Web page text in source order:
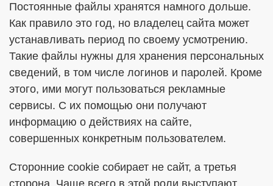
Постоянные файлы хранятся намного дольше.
Как правило это год, но владелец сайта может
устанавливать период по своему усмотрению.
Такие файлы нужны для хранения персональных
сведений, в том числе логинов и паролей. Кроме
этого, ими могут пользоваться рекламные
сервисы. С их помощью они получают
информацию о действиях на сайте,
совершенных конкретным пользователем.
Сторонние cookie собирает не сайт, а третья
сторона. Чаще всего в этой роли выступают